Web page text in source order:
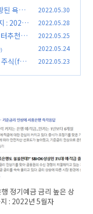
된 욕심
2022.05.30
: 2022
2022.05.28
추천 인
2022.05.25
2022.05.24
주식(ft.
2022.05.23
정기예금 금리 높은 상
: 2022년 5월자